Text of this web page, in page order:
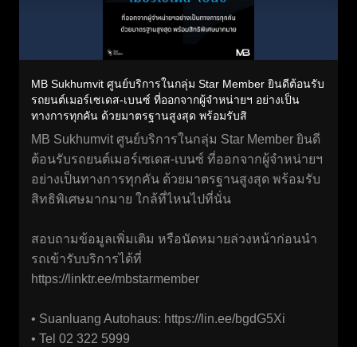
MB Sukhumvit ศูนย์บริการในกลุ่ม Star Member ยินดีต้อนรับ
รถยนต์เมอร์เซเดส-เบนซ์ ที่ออกจากผู้จำหน่ายฯ อย่างเป็น
ทางการทุกคัน ด้วยมาตรฐานสูงสุด พร้อมรับสิ
MB Sukhumvit ศูนย์บริการในกลุ่ม Star Member ยินดี
ต้อนรับรถยนต์เมอร์เซเดส-เบนซ์ ที่ออกจากผู้จำหน่ายฯ
อย่างเป็นทางการทุกคัน ด้วยมาตรฐานสูงสุด พร้อมรับ
สิทธิพิเศษมากมาย ใกล้ที่ไหนไปที่นั่น
สอบถามข้อมูลเพิ่มเติม หรือนัดหมายล่วงหน้าก่อนนำ
รถเข้ารับบริการได้ที่
https://linktr.ee/mbstarmember
• Suanluang Autohaus: https://lin.ee/bgdG5Xi
• Tel 02 322 5999